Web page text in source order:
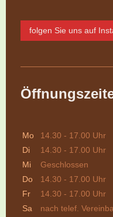
folgen Sie uns auf
Mo
14.30 - 17.00 Uhr
Di
14.30 - 17.00 Uhr
Mi
Geschlossen
Do
14.30 - 17.00 Uhr
Fr
14.30 - 17.00 Uhr
Sa
nach telef.